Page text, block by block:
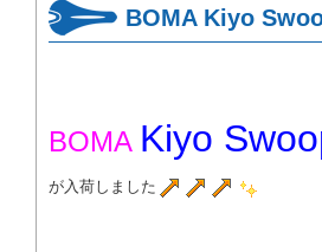
BOMA Kiyo
BOMA Kiyo
が入荷しました